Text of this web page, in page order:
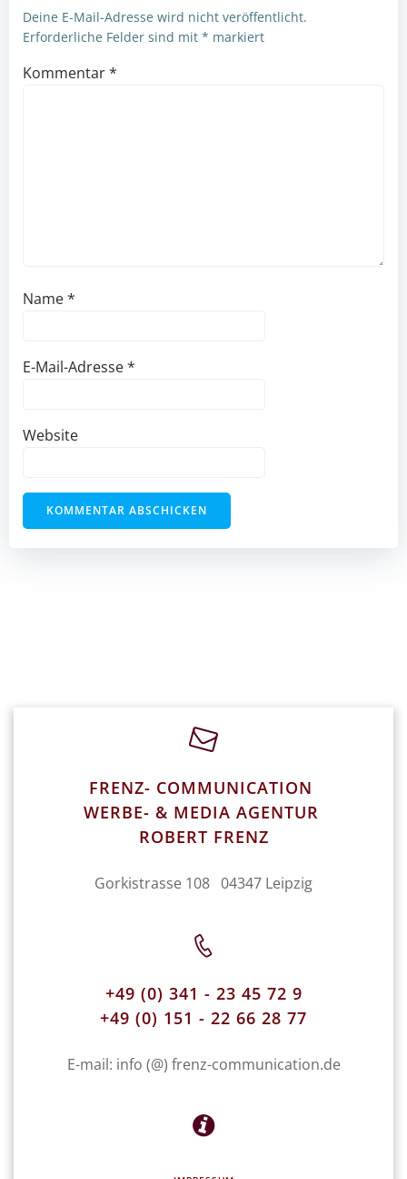
Deine E-Mail-Adresse wird nicht veröffentlicht.
Erforderliche Felder sind mit * markiert
Kommentar*
Name*
E-Mail-Adresse*
Website
FRENZ- COMMUNICATION
WERBE- & MEDIA AGENTUR
ROBERT FRENZ
Gorkistrasse 108 04347 Leipzig
+49 (0) 341 - 23 45 72 9
+49 (0) 151 - 22 66 28 77
E-mail: info (@) frenz-communication.de